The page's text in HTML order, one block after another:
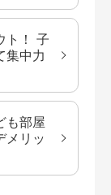
ト！ 子
集中力
も部屋
メリッ